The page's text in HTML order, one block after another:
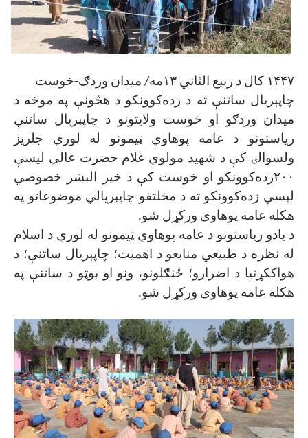
۱۴۴۷ کال د ربیع الثاني ۱۳مه/ میدان وردګ-خوست
چاپېریال ساتنې ته د زده‌کوونکو د هڅونې په موخه د
میدان وردګو او خوست ولایتونو د چاپېریال ساتنې
ریاستونو د عامه پوهاوي ټیمونو له لوري جلریز
ولسوالۍ کې د شهید مولوي غلام حضرت عالي لیسې
۲۰۰زده‌کوونکو او خوست کې د خیر البشر خصوصي
لېسې زده‌کوونکو ته د مخلتفو چاپېریالي موضوعاتو په
هکله عامه پوهاوی ورکړل شو.
د یادو ریاستونو د عامه پوهاوي ټیمونو له لوري د اسلام
له نظره د طبیعي منابعو د اهمیت؛ چاپېریال ساتنې؛ د
هواککړتیا د اضرارو؛ ځنګلونو، ونو او بوټو د ساتنې په
هکله عامه پوهاوی ورکړل شو.